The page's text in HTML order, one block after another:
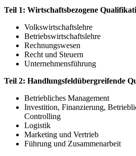
Teil 1: Wirtschaftsbezogene
Volkswirtschaftslehre
Betriebswirtschaftslehre
Rechnungswesen
Recht und Steuern
Unternehmensführung
Teil 2: Handlungsfeldübergreifende
Betriebliches Management
Investition, Finanzierung,
Controlling
Logistik
Marketing und Vertrieb
Führung und Zusammenarbeit